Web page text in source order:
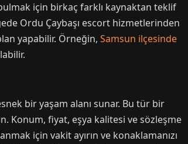
için birkaç farklı kaynaktan teklif
Ordu Çaybaşı escort hizmetlerinden
yapabilir. Örneğin, Samsun ilçesinde
bir yaşam alanı sunar. Bu tür bir
Konum, fiyat, eşya kalitesi ve sözleşme
için vakit ayırın ve konaklamanızı